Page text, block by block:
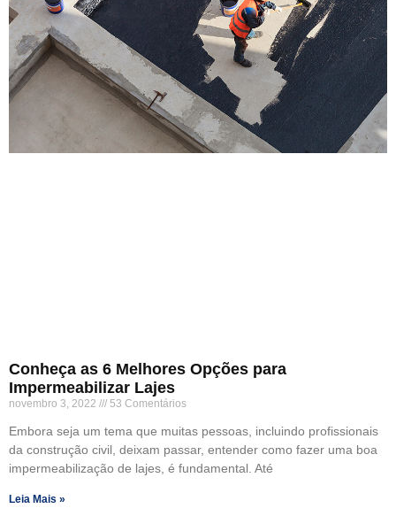
Conheça as 6 Melhores Opções para
Impermeabilizar Lajes
novembro 3, 2022 53 Comentários
Embora seja um tema que muitas pessoas, incluindo profissionais
da construção civil, deixam passar, entender como fazer uma boa
impermeabilização de lajes, é fundamental. Até
Leia Mais »